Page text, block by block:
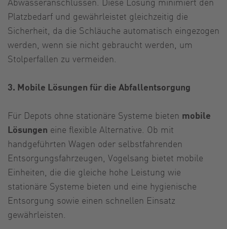
Platzbedarf und gewährleistet gleichzeitig die
Sicherheit, da die Schläuche automatisch eingezogen
werden, wenn sie nicht gebraucht werden, um
Stolperfallen zu vermeiden.
3. Mobile Lösungen für die Abfallentsorgung
Für Depots ohne stationäre Systeme bieten mobile
Lösungen eine flexible Alternative. Ob mit
handgeführten Wagen oder selbstfahrenden
Entsorgungsfahrzeugen, Vogelsang bietet mobile
Einheiten, die die gleiche hohe Leistung wie
stationäre Systeme bieten und eine hygienische
Entsorgung sowie einen schnellen Einsatz
gewährleisten.